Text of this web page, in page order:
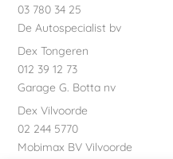
03 780 34 25
De Autospecialist bv
Dex Tongeren
012 39 12 73
Garage G. Botta nv
Dex Vilvoorde
02 244 5770
Mobimax BV Vilvoorde